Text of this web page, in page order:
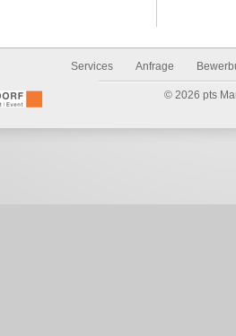
Services Anfrage
© 2026 pts